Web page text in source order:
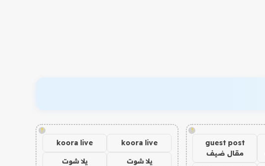
!
guest post
مقال ضيف
!
koora live
koora live
يلا شوت يلا شوت